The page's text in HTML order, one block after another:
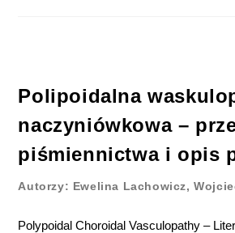
Polipoidalna
naczyniówkowa –
piśmiennictwa i opis
Autorzy: Ewelina Lachowicz,
Polypoidal Choroidal Vasculopathy –